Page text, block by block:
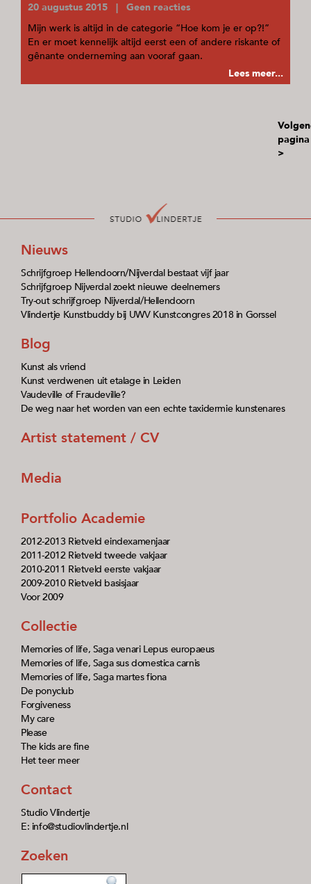
20 augustus 2015 | Geen reacties
Mijn werk is altijd in de categorie “Hoe kom je er op?!”
En er moet kennelijk altijd eerst een of andere riskante of
gênante onderneming aan vooraf gaan.
Lees meer...
pagina
>
Nieuws
Schrijfgroep Hellendoorn/Nijverdal bestaat vijf jaar
Schrijfgroep Nijverdal zoekt nieuwe deelnemers
Try-out schrijfgroep Nijverdal/Hellendoorn
Vlindertje Kunstbuddy bij UWV Kunstcongres 2018 in Gorssel
Blog
Kunst als vriend
Kunst verdwenen uit etalage in Leiden
Vaudeville of Fraudeville?
De weg naar het worden van een echte taxidermie kunstenares
Artist statement / CV
Media
Portfolio Academie
2012-2013 Rietveld eindexamenjaar
2011-2012 Rietveld tweede vakjaar
2010-2011 Rietveld eerste vakjaar
2009-2010 Rietveld basisjaar
Voor 2009
Collectie
Memories of life, Saga venari Lepus europaeus
Memories of life, Saga sus domestica carnis
Memories of life, Saga martes fiona
De ponyclub
Forgiveness
My care
Please
The kids are fine
Het teer meer
Contact
Studio Vlindertje
E: info@studiovlindertje.nl
Zoeken